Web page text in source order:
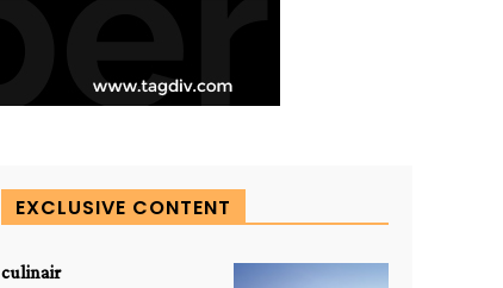
EXCLUSIVE CONTENT
culinair